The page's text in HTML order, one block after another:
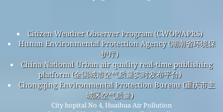
Citizen Weather Observer Program (CWOP/APRS)
Hunan Environmental Protection Agency (湖南省环境保
护厅)
China National Urban air quality real-time publishing
platform (全国城市空气质量实时发布平台)
Chongqing Environmental Protection Bureau (重庆市主
城区空气质量)
City hopital No 4, Huaihua Air Pollution